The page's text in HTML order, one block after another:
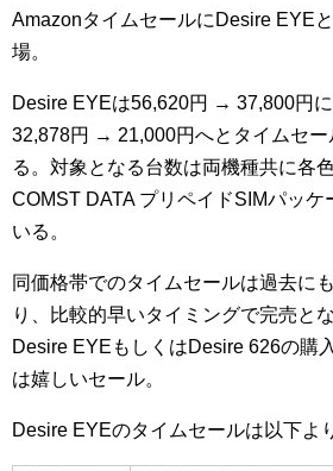
AmazonタイムセールにDesire EYE
場。
Desire EYEは56,620円 → 37,800円
32,878円 → 21,000円へとタイムセー
る。対象となる台数は両機種共に各
COMST DATA プリペイドSIMパッケ
いる。
同価格帯でのタイムセールは過去に
り、比較的早いタイミングで完売と
Desire EYEもしくはDesire 626の購
は嬉しいセール。
Desire EYEのタイムセールは以下よ